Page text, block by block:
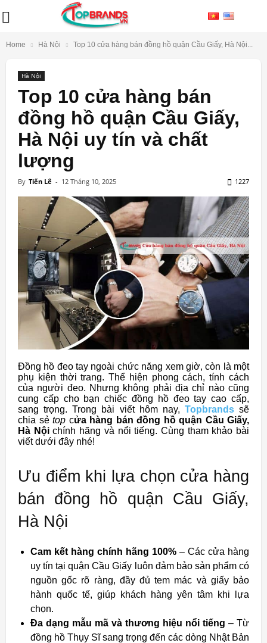
Home Hà Nội Top 10 cửa hàng bán đồng hồ quận Cầu Giấy, Hà Nội...
Hà Nội
Top 10 cửa hàng bán
đồng hồ quận Cầu Giấy,
Hà Nội uy tín và chất
lượng
By Tiến Lê - 12 Tháng 10, 2025 1227
Đồng hồ đeo tay ngoài chức năng xem giờ, còn là một
phụ kiện thời trang. Thể hiện phong cách, tính cách
của người đeo. Nhưng không phải địa chỉ nào cũng
cung cấp cho bạn chiếc đồng hồ đeo tay cao cấp,
sang trọng. Trong bài viết hôm nay, Topbrandssẽ
chia sẻ top cửa hàng bán đồng hồ quận Cầu Giấy,
Hà Nộichính hãng và nổi tiếng. Cùng tham khảo bài
viết dưới đây nhé!
Ưu điểm khi lựa chọn cửa hàng
bán đồng hồ quận Cầu Giấy,
Hà Nội
Cam kết hàng chính hãng 100% – Các cửa hàng
uy tín tại quận Cầu Giấy luôn đảm bảo sản phẩm có
nguồn gốc rõ ràng, đầy đủ tem mác và giấy bảo
hành quốc tế, giúp khách hàng yên tâm khi lựa
chọn.
Đa dạng mẫu mã và thương hiệu nổi tiếng – Từ
đồng hồ Thụy Sĩ sang trọng đến các dòng Nhật Bản